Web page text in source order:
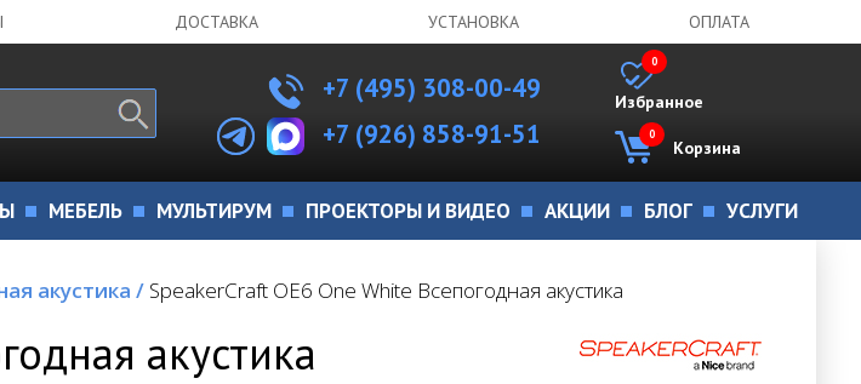
ДОСТАВКА УСТАНОВКА ОПЛАТА
+7 (495) 308-00-49
+7 (926) 858-91-51
Избранное
0
Корзина
0
МЕБЕЛЬ МУЛЬТИРУМ ПРОЕКТОРЫ И ВИДЕО АКЦИИ БЛОГ УСЛУГИ
акустика / SpeakerCraft OE6 One White Всепогодная акустика
акустика